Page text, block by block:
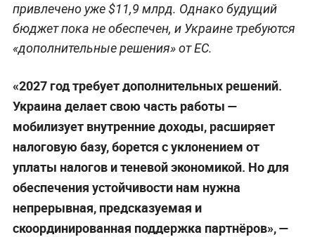
привлечено уже $11,9 млрд. Однако будущий
бюджет пока не обеспечен, и Украине требуются
«дополнительные решения» от ЕС.
«2027 год требует дополнительных решений.
Украина делает свою часть работы —
мобилизует внутренние доходы, расширяет
налоговую базу, борется с уклонением от
уплаты налогов и теневой экономикой. Но для
обеспечения устойчивости нам нужна
непрерывная, предсказуемая и
скоординированная поддержка партнёров», —